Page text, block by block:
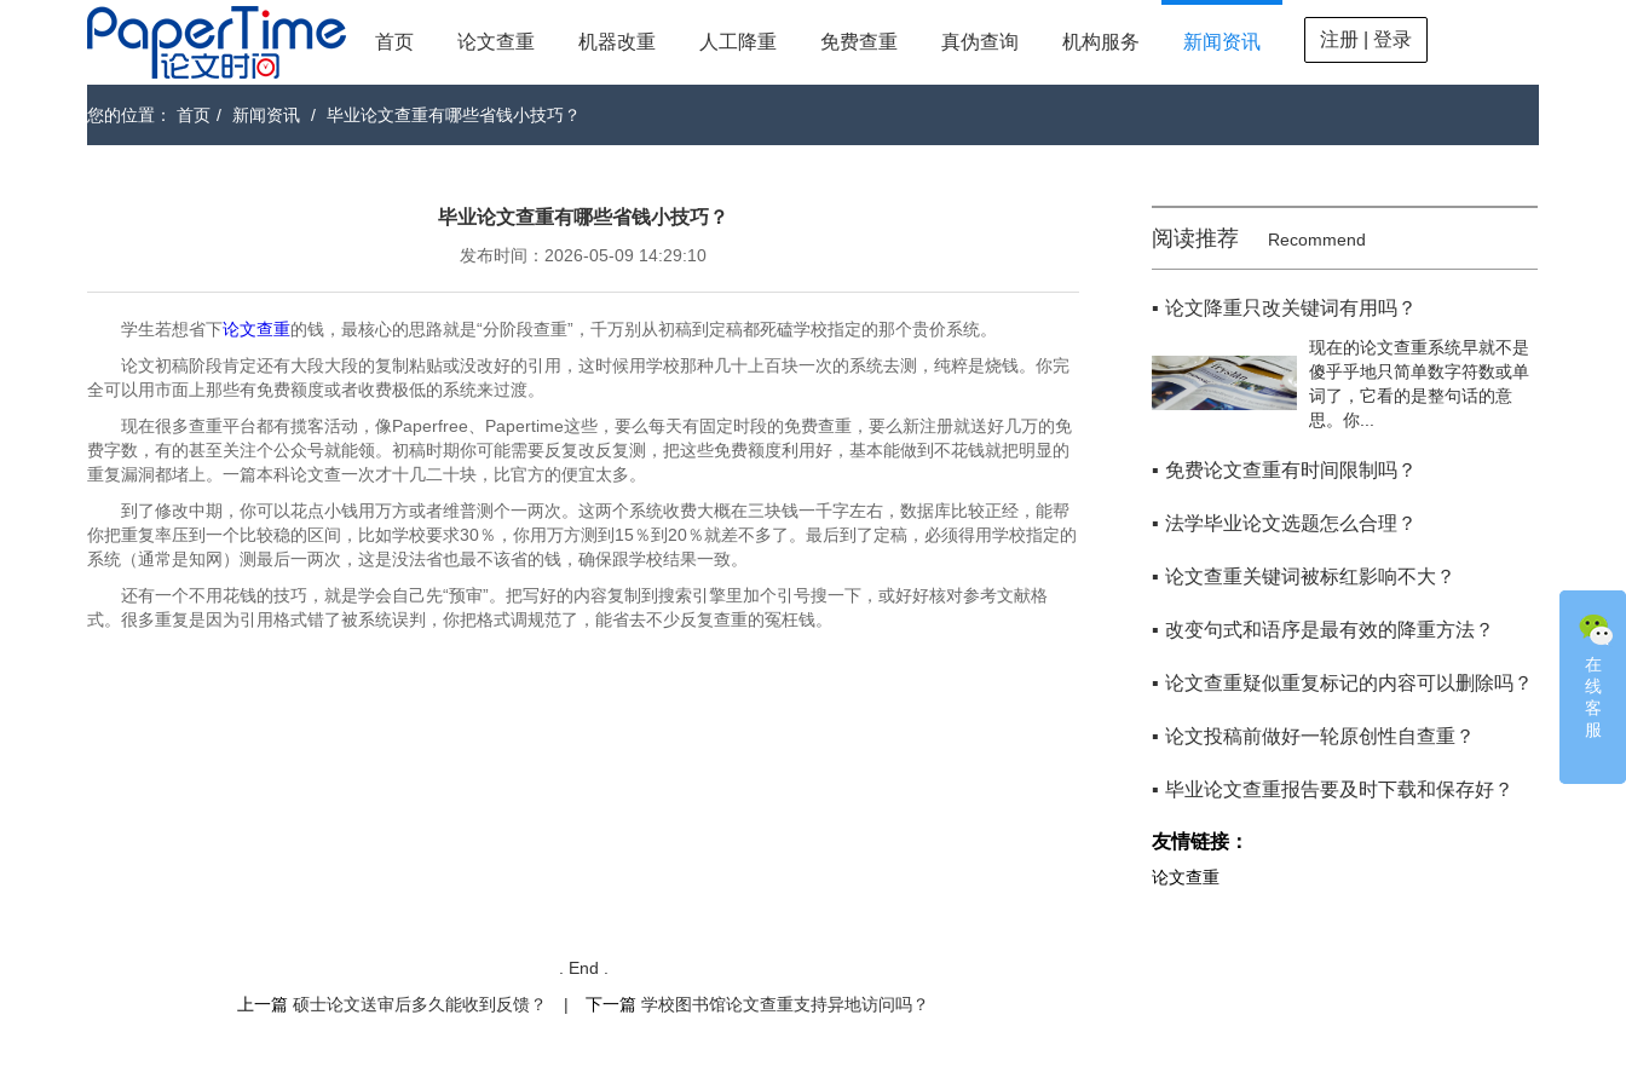
首页 论文查重 机器改重 人工降重 免费查重 真伪查询 机构服务 新闻资讯 注册 | 登录
在
线
客
服
您的位置： 首页 / 新闻资讯 / 毕业论文查重有哪些省钱小技巧？
毕业论文查重有哪些省钱小技巧？
发布时间：2026-05-09 14:29:10
学生若想省下论文查重的钱，最核心的思路就是“分阶段查重”，千万别从初稿到定稿都死磕学校指定的那个贵价系统。
论文初稿阶段肯定还有大段大段的复制粘贴或没改好的引用，这时候用学校那种几十上百块一次的系统去测，纯粹是烧钱。你完
全可以用市面上那些有免费额度或者收费极低的系统来过渡。
现在很多查重平台都有揽客活动，像Paperfree、Papertime这些，要么每天有固定时段的免费查重，要么新注册就送好几万的免
费字数，有的甚至关注个公众号就能领。初稿时期你可能需要反复改反复测，把这些免费额度利用好，基本能做到不花钱就把明显的
重复漏洞都堵上。一篇本科论文查一次才十几二十块，比官方的便宜太多。
到了修改中期，你可以花点小钱用万方或者维普测个一两次。这两个系统收费大概在三块钱一千字左右，数据库比较正经，能帮
你把重复率压到一个比较稳的区间，比如学校要求30％，你用万方测到15％到20％就差不多了。最后到了定稿，必须得用学校指定的
系统（通常是知网）测最后一两次，这是没法省也最不该省的钱，确保跟学校结果一致。
还有一个不用花钱的技巧，就是学会自己先“预审”。把写好的内容复制到搜索引擎里加个引号搜一下，或好好核对参考文献格
式。很多重复是因为引用格式错了被系统误判，你把格式调规范了，能省去不少反复查重的冤枉钱。
. End .
上一篇 硕士论文送审后多久能收到反馈？ | 下一篇 学校图书馆论文查重支持异地访问吗？
阅读推荐 Recommend
▪ 论文降重只改关键词有用吗？
现在的论文查重系统早就不是
傻乎乎地只简单数字符数或单
词了，它看的是整句话的意
思。你...
▪ 免费论文查重有时间限制吗？
▪ 法学毕业论文选题怎么合理？
▪ 论文查重关键词被标红影响不大？
▪ 改变句式和语序是最有效的降重方法？
▪ 论文查重疑似重复标记的内容可以删除吗？
▪ 论文投稿前做好一轮原创性自查重？
▪ 毕业论文查重报告要及时下载和保存好？
友情链接：
论文查重
在
线
客
服